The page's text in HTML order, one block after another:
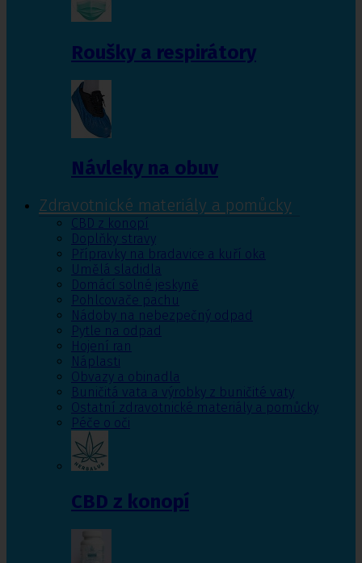
Roušky a respirátory
Návleky na obuv
Zdravotnické materiály a pomůcky
CBD z konopí
Doplňky stravy
Přípravky na bradavice a kuří oka
Umělá sladidla
Domácí solné jeskyně
Pohlcovače pachu
Nádoby na nebezpečný odpad
Pytle na odpad
Hojení ran
Náplasti
Obvazy a obinadla
Buničitá vata a výrobky z buničité vaty
Ostatní zdravotnické materiály a pomůcky
Péče o oči
CBD z konopí